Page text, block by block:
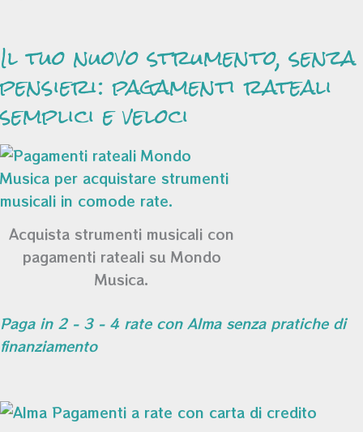
Il tuo nuovo strumento, senza
pensieri: pagamenti rateali
semplici e veloci
Acquista strumenti musicali con
pagamenti rateali su Mondo
Musica.
Paga in 2 - 3 - 4 rate con Alma senza pratiche di
finanziamento